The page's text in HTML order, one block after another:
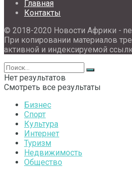
Главная
Контакты
© 2018-2020 Новости Африки -
При копировании материалов
активной и индексируемой
Нет результатов
Смотреть все результаты
Бизнес
Спорт
Культура
Интернет
Туризм
Недвижимость
Общество